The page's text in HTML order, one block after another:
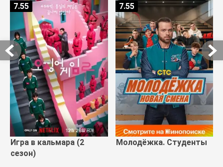
Игра в кальмара (2
сезон)
7.55
Молодёжка. Студенты
7.55